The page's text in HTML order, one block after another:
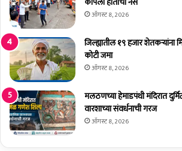
ट
ण
ता
लु
का
ओ
बी
सी
आ
र
क्ष
ण
ऑगस्ट 8, 2026
जिल्ह्यातील १९ हजार शेतकर्‍यांना
कोटी जमा
ऑगस्ट 8, 2026
मलठणच्या हेमाडपंथी मंदिरात
वारशाच्या संवर्धनाची गरज
ऑगस्ट 8, 2026